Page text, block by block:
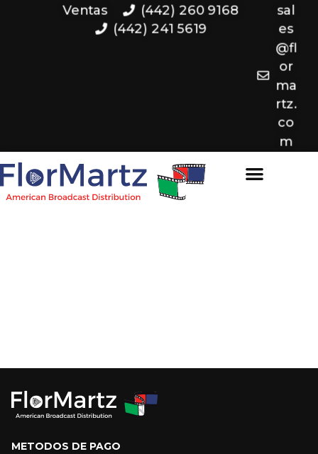
Ventas
(442) 260 9168
(442) 241 5619
sal
es
@fl
or
ma
rtz.
co
m
METODOS DE PAGO